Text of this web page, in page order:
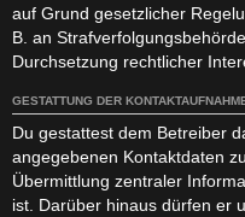
auf Grund gesetzlicher
B. an
Durchsetzung rechtlicher
GESTATTUNG DER
Du gestattest dem Betreiber
angegebenen Kontaktdaten
Übermittlung zentraler
ist. Darüber hinaus dürfen er